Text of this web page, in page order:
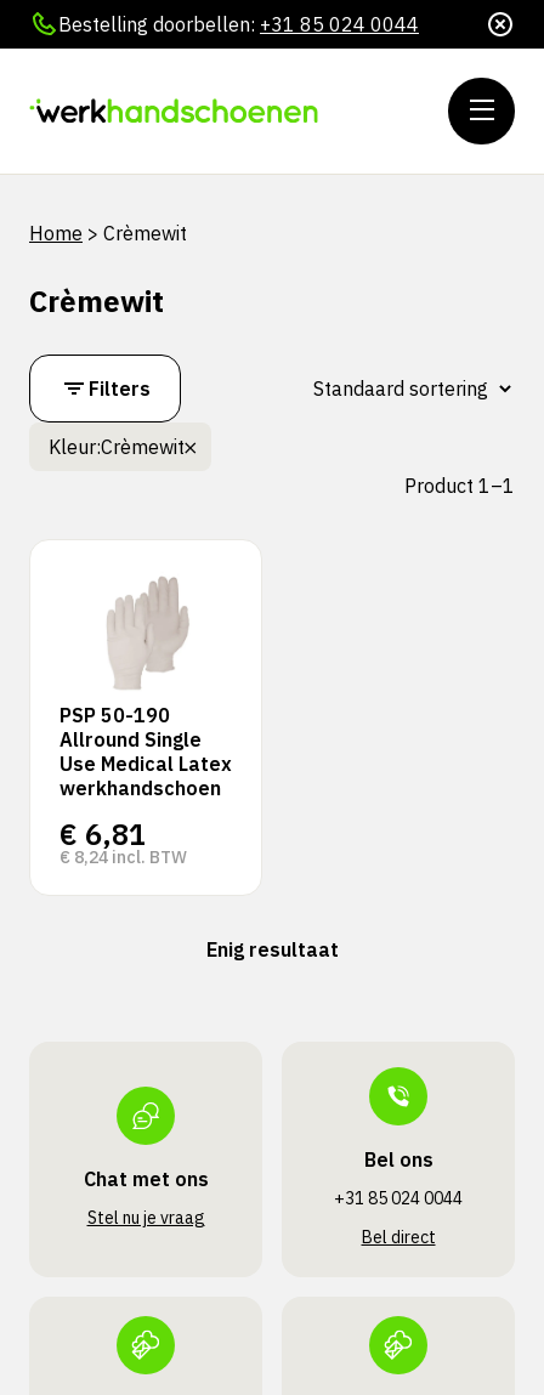
Bestelling doorbellen: +31 85 024 0044
Home > Crèmewit
Crèmewit
Filters
Kleur:Crèmewit
Product 1–1
PSP 50-190
Allround Single
Use Medical Latex
werkhandschoen
€ 6,81
€ 8,24 incl. BTW
Enig resultaat
Chat met ons
Stel nu je vraag
Bel ons
+31 85 024 0044
Bel direct